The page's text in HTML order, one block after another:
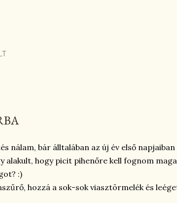
nálam, bár álltalában az új év első napjaiban
alakult, hogy picit pihenőre kell fognom
:)
hozzá a sok-sok viasztörmelék és